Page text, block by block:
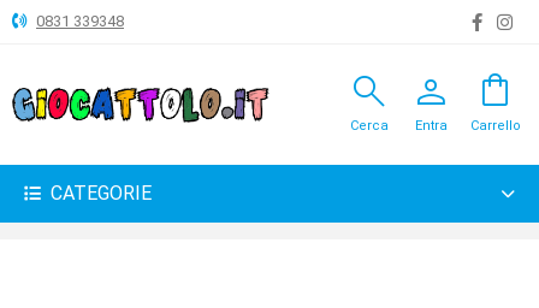
ANIMALI
BAMBOLE
0831 339348
search
Cerca
person
Entra
shopping_bag
Carrello
CATEGORIE